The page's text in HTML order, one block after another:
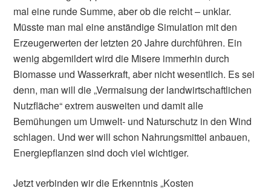
mal eine runde Summe, aber ob die reicht – unklar.
Müsste man mal eine anständige Simulation mit den
Erzeugerwerten der letzten 20 Jahre durchführen. Ein
wenig abgemildert wird die Misere immerhin durch
Biomasse und Wasserkraft, aber nicht wesentlich. Es sei
denn, man will die „Vermaisung der landwirtschaftlichen
Nutzfläche“ extrem ausweiten und damit alle
Bemühungen um Umwelt- und Naturschutz in den Wind
schlagen. Und wer will schon Nahrungsmittel anbauen,
Energiepflanzen sind doch viel wichtiger.
Jetzt verbinden wir die Erkenntnis „Kosten